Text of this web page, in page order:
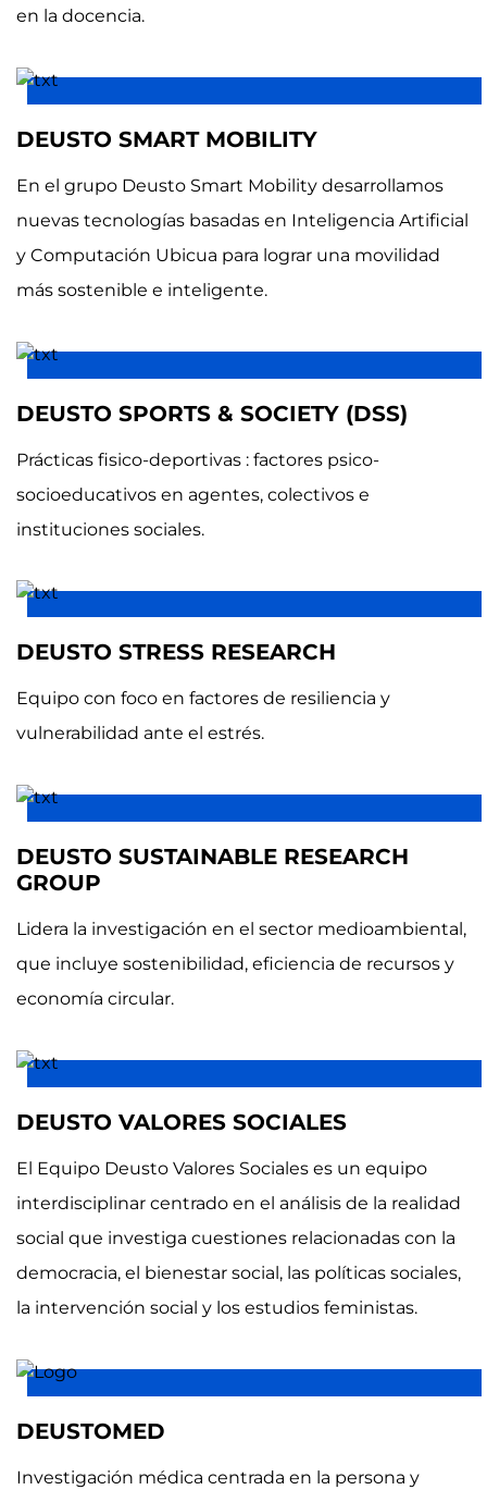
en la docencia.
DEUSTO SMART MOBILITY
En el grupo Deusto Smart Mobility desarrollamos
nuevas tecnologías basadas en Inteligencia Artificial
y Computación Ubicua para lograr una movilidad
más sostenible e inteligente.
DEUSTO SPORTS & SOCIETY (DSS)
Prácticas fisico-deportivas : factores psico-
socioeducativos en agentes, colectivos e
instituciones sociales.
DEUSTO STRESS RESEARCH
Equipo con foco en factores de resiliencia y
vulnerabilidad ante el estrés.
DEUSTO SUSTAINABLE RESEARCH
GROUP
Lidera la investigación en el sector medioambiental,
que incluye sostenibilidad, eficiencia de recursos y
economía circular.
DEUSTO VALORES SOCIALES
El Equipo Deusto Valores Sociales es un equipo
interdisciplinar centrado en el análisis de la realidad
social que investiga cuestiones relacionadas con la
democracia, el bienestar social, las políticas sociales,
la intervención social y los estudios feministas.
DEUSTOMED
Investigación médica centrada en la persona y